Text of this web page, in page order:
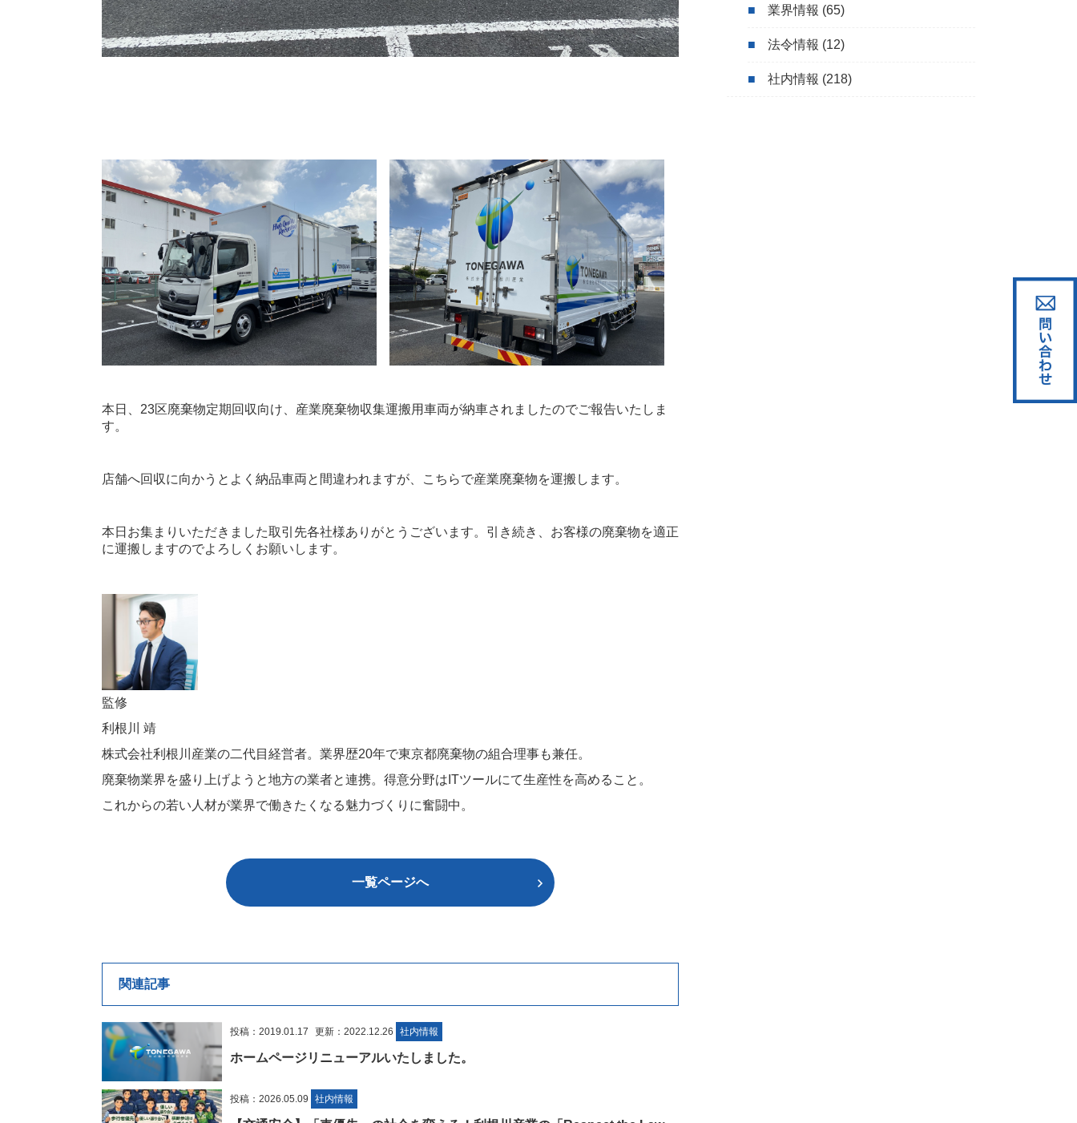
本日、23区廃棄物定期回収向け、産業廃棄物収集運搬用車両が納車されましたのでご報告いたしま
す。
店舗へ回収に向かうとよく納品車両と間違われますが、こちらで産業廃棄物を運搬します。
本日お集まりいただきました取引先各社様ありがとうございます。引き続き、お客様の廃棄物を適正
に運搬しますのでよろしくお願いします。
監修
利根川 靖
株式会社利根川産業の二代目経営者。業界歴20年で東京都廃棄物の組合理事も兼任。
廃棄物業界を盛り上げようと地方の業者と連携。得意分野はITツールにて生産性を高めること。
これからの若い人材が業界で働きたくなる魅力づくりに奮闘中。
一覧ページへ
関連記事
投稿：2019.01.17 更新：2022.12.26 社内情報
ホームページリニューアルいたしました。
投稿：2026.05.09 社内情報
業界情報 (65)
法令情報 (12)
社内情報 (218)